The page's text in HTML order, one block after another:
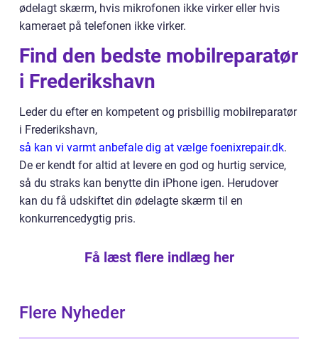
ødelagt skærm, hvis mikrofonen ikke virker eller hvis
kameraet på telefonen ikke virker.
Find den bedste mobilreparatør
i Frederikshavn
Leder du efter en kompetent og prisbillig mobilreparatør
i Frederikshavn,
så kan vi varmt anbefale dig at vælge foenixrepair.dk.
De er kendt for altid at levere en god og hurtig service,
så du straks kan benytte din iPhone igen. Herudover
kan du få udskiftet din ødelagte skærm til en
konkurrencedygtig pris.
Få læst flere indlæg her
Flere Nyheder